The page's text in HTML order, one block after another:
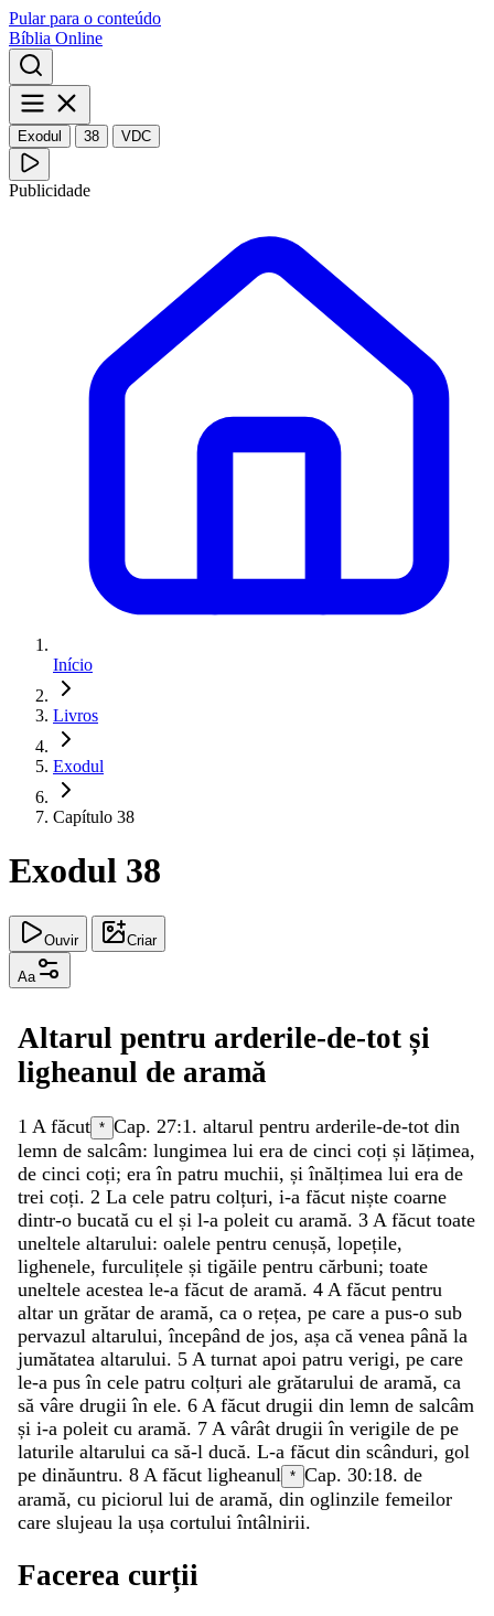
Pular para o conteúdo
Bíblia Online
Exodul 38 VDC
Publicidade
Início
Livros
Exodul
Capítulo 38
Exodul 38
Ouvir Criar
Aa
Altarul pentru arderile-de-tot și
ligheanul de aramă
1 A făcut * Cap. 27:1. altarul pentru arderile-de-tot din
lemn de salcâm: lungimea lui era de cinci coți și lățimea,
de cinci coți; eraîn patru muchii, șiînălțimea lui era de
trei coți. 2 La cele patru colțuri, i-a făcut niște coarne
dintr-o bucată cu el și l-a poleit cu aramă. 3 A făcut toate
uneltele altarului: oalele pentru cenușă, lopețile,
lighenele, furculițele și tigăile pentru cărbuni; toate
uneltele acestea le-a făcut de aramă. 4 A făcut pentru
altar un grătar de aramă, ca o rețea, pe care a pus-o sub
pervazul altarului,începând de jos, așa că venea până la
jumătatea altarului. 5 A turnat apoi patru verigi, pe care
le-a pusîn cele patru colțuri ale grătarului de aramă, ca
să vâre drugiiîn ele. 6 A făcut drugii din lemn de salcâm
și i-a poleit cu aramă. 7 A vârât drugiiîn verigile de pe
laturile altarului ca să-l ducă. L-a făcut din scânduri, gol
pe dinăuntru. 8 A făcut ligheanul * Cap. 30:18. de
aramă, cu piciorul lui de aramă, din oglinzile femeilor
care slujeau la ușa cortuluiîntâlnirii.
Facerea curții